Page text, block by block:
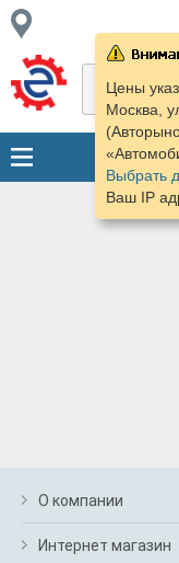
Цены
Москва,
Выбрать
Ваш IP
О компании
Интернет магазин